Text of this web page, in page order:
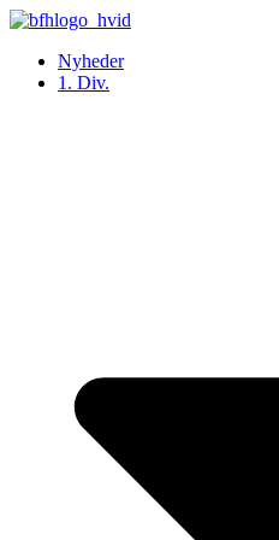
Videre
indholdNyheder
1. Div.